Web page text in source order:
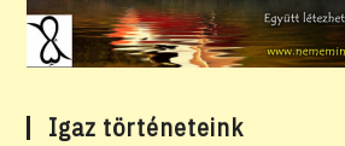
Igaz történeteink